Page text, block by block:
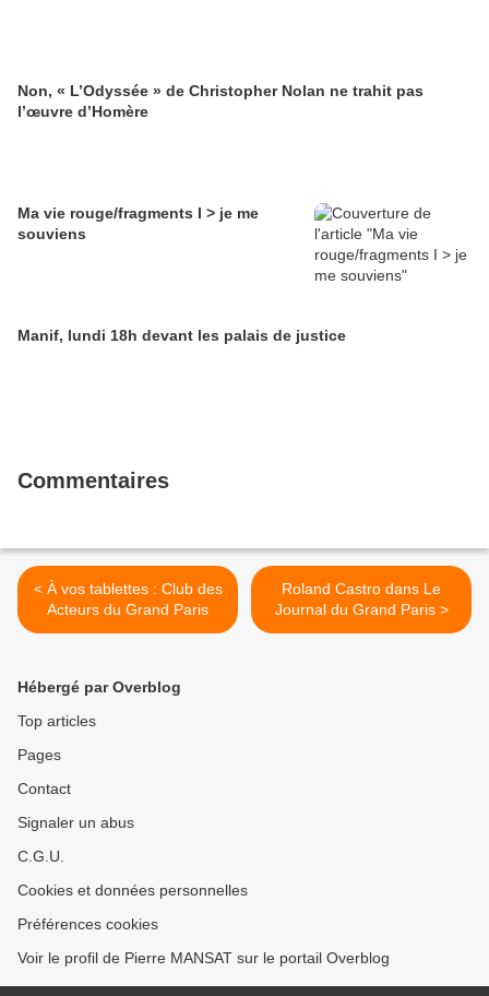
Non, « L’Odyssée » de Christopher Nolan ne trahit pas
l’œuvre d’Homère
Ma vie rouge/fragments I > je me
souviens
Manif, lundi 18h devant les palais de justice
Commentaires
< À vos tablettes : Club des
Acteurs du Grand Paris
Roland Castro dans Le
Journal du Grand Paris >
Hébergé par Overblog
Top articles
Pages
Contact
Signaler un abus
C.G.U.
Cookies et données personnelles
Préférences cookies
Voir le profil de Pierre MANSAT sur le portail Overblog